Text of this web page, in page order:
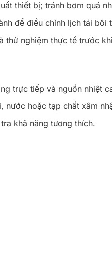
thiết bị; tránh bơm quá
để điều chỉnh lịch tái bôi
thử nghiệm thực tế trước
trực tiếp và nguồn nhiệt
nước hoặc tạp chất xâm
khả năng tương thích.